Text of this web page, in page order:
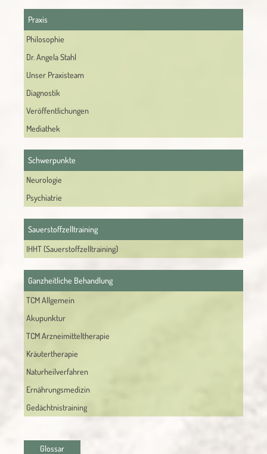
Praxis
Philosophie
Dr. Angela Stahl
Unser Praxisteam
Diagnostik
Veröffentlichungen
Mediathek
Schwerpunkte
Neurologie
Psychiatrie
Sauerstoffzelltraining
IHHT (Sauerstoffzelltraining)
Ganzheitliche Behandlung
TCM Allgemein
Akupunktur
TCM Arzneimitteltherapie
Kräutertherapie
Naturheilverfahren
Ernährungsmedizin
Gedächtnistraining
Glossar